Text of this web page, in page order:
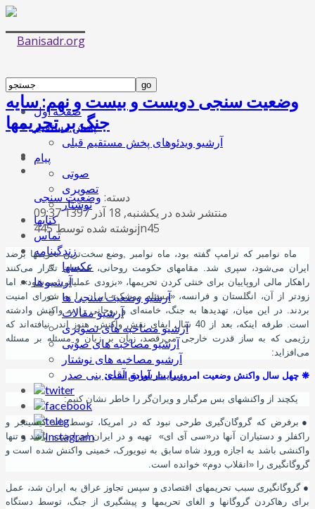
صفحه اول
پخش مستقیم
آرشیو ویدئوهای پخش مستقیم قبلی
پیام
صوتی
تصویری
نوشتار
کتابها
تماس
زندگینامه
عکسها
آرشیو ها
آرشیو وضعیت سنجی ها
آرشیو مقالات
آرشیو مصاخبه های تصویری
آرشیو مصاخبه های صوتی
آرشیو مصاخبه های نوشتار
سایت سابق آقای بنی صدر
وضعیت سنجی دویست و بیست و نهم: سایه
جنگ بر تحریمها
دسته: وضعیت سنجی
منتشر شده در یکشنبه, 18 آذر 1397 09:37
نوشته شده توسط 445jn45
ماه نوامبر که ترامپ گفته بود، ماه نوامبر
وضع سخت‌ترین تحریمها برضد
ایران می‌شود، سپری شد. مقامهای حکومت روحانی، همچنان تکرار می‌کنند
راهکار مالی اروپاییان برای خنثی کردن تحریمها، «بزودی عملیاتی می‌شود». اما
زودتر از آن، انگلستان و فرانسه، «مسئله موشک» ایران را به شورای امنیت
بردند. در این میان، تهدیدها به جنگ، خامنه‌ای و روحانی را به واکنش وادشته‌
است. طرفه اینکه، بعد از 40 سال ایفای نقش واکنش، هنوز اندر نیافته‌اند که
رﮊیمی که به ساز قدرت خارجی می‌رقصد، زیان بر زیان و مسئله بر مسئله
می‌افزاید:
❋ چهل سال واکنش وضعیت امروز را ببار آورده ‌است:
یکچند از واکنشهای بس مرگبار و ویران‌گر را خاطر نشان کنیم:
● برفرض که گروگان‌گیری طرحی نبود که در امریکا، توسط باند کیسینجر و
راکفلر و دستیاران آنها در«سی آی ای» تهیه و در ایران اجرا شده باشد و تنها
واکنشی باشد به اجازه ورود شاه سابق به نیویورک، خمینی واکنش شده ‌است و
گروگانگیری را «انقلاب دوم» خوانده ‌است.
● گروگانگیری سبب تحریمهای اقتصادی و سپس تجاوز عراق به ایران شد، عمل
برای رهاکردن گروگانها و الغای تحریمها و پیشگیری از جنگ، توسط دستگاه